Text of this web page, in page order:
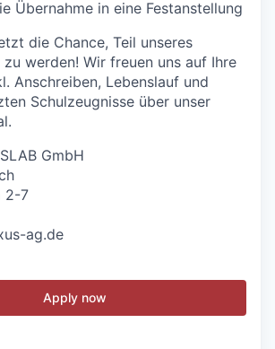
Übernahme in eine Festanstellung
die Chance, Teil unseres
zu werden! Wir freuen uns auf Ihre
Anschreiben, Lebenslauf und
Schulzeugnisse über unser
GmbH
2-7
ag.de
Apply now